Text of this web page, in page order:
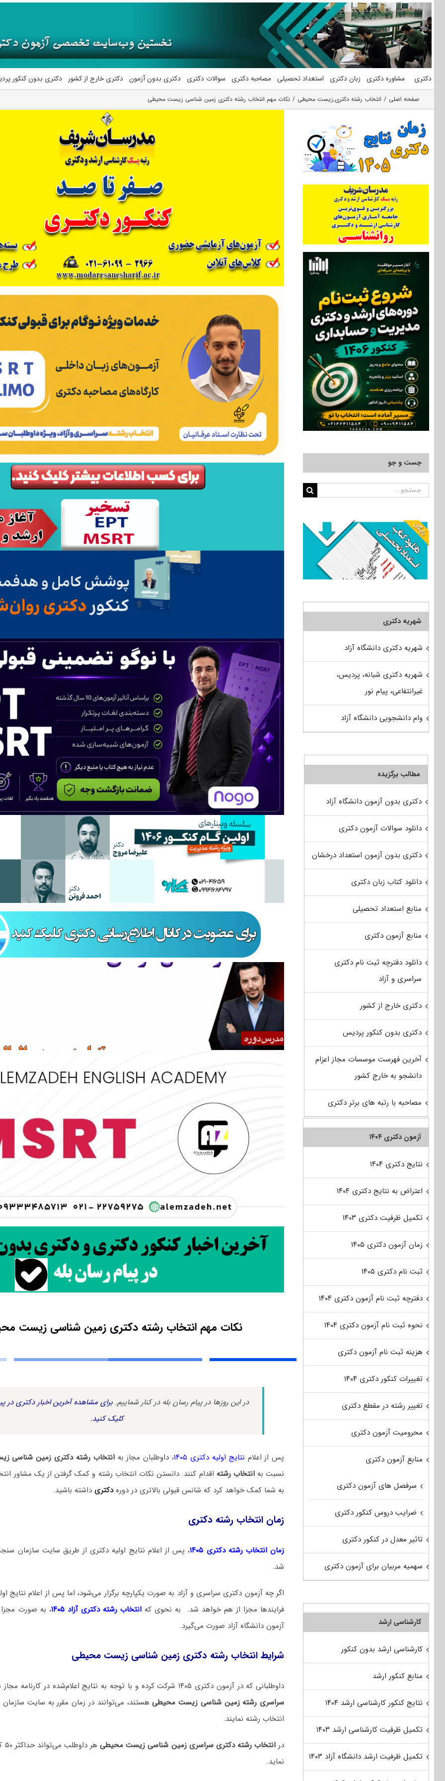
محتوا
دکتری مشاوره دکتری زبان دکتری استعداد تحصیلی مصاحبه دکتری سوالات دکتری دکتری بدون آزمون دکتری خارج از کشور دکتری بدون کنکور
صفحه اصلی انتخاب رشته دکتری,زیست محیطی نکات مهم انتخاب رشته دکتری زمین‌ شناسی زیست‌ محیطی
نکات مهم انتخاب رشته دکتری زمین‌ شناسی زیست‌
در این روزها در پیام رسان بله در کنار شماییم. برای مشاهده آخرین اخبار دکتری در
کلیک کنید.
پس از اعلام نتایج اولیه دکتری ۱۴۰۵ ، داوطلبان مجاز بهانتخاب رشته دکتری زمین‌ شناسی
نسبت بهانتخاب رشته اقدام کنند. دانستن نکات انتخاب رشته و کمک گرفتن از یک مشاور
به شما کمک خواهد کرد که شانس قبولی بالاتری در دورهدکتری داشته باشید.
زمان انتخاب رشته دکتری
زمان انتخاب رشته دکتری ۱۴۰۵
، پس از اعلام نتایج اولیه دکتری از طریق سایت سازمان
شد.
اگر چه آزمون دکتری سراسری و آزاد به صورت یکپارچه برگزار می‌شود، اما پس از اعلام نتایج
فرایندها مجزا از هم خواهد شد. به نحوی که انتخاب رشته دکتری آزاد ۱۴۰۵
، به صورت
آزمون دانشگاه آزاد صورت می‌گیرد.
شرایط انتخاب رشته دکتری زمین‌ شناسی زیست‌ محیطی
داوطلبانی که در آزمون دکتری ۱۴۰۵ شرکت کرده و با توجه به نتایج اعلام‌شده در کارنامه مجاز به
سراسری رشته زمین‌ شناسی زیست‌ محیطیهستند، می‌توانند در زمان مقرر به سایت
انتخاب رشته نمایند.
در انتخاب رشته دکتری سراسری زمین‌ شناسی زیست‌ محیطی
نماید.
جست و جو
جستجو
شهریه دکتری
شهریه دکتری دانشگاه آزاد
شهریه دکتری شبانه، پردیس،
غیرانتفاعی، پیام نور
وام دانشجویی دانشگاه آزاد
مطالب برگزیده
دکتری بدون آزمون دانشگاه آزاد
دانلود سوالات آزمون دکتری
دکتری بدون آزمون استعداد درخشان
دانلود کتاب زبان دکتری
منابع استعداد تحصیلی
منابع آزمون دکتری
دانلود دفترچه ثبت نام دکتری
سراسری و آزاد
دکتری خارج از کشور
دکتری بدون کنکور پردیس
آخرین فهرست موسسات مجاز اعزام
دانشجو به خارج کشور
مصاحبه با رتبه های برتر دکتری
آزمون دکتری ۱۴۰۴
نتایج دکتری ۱۴۰۴
اعتراض به نتایج دکتری ۱۴۰۴
تکمیل ظرفیت دکتری ۱۴۰۳
زمان آزمون دکتری ۱۴۰۵
ثبت نام دکتری ۱۴۰۵
دفترچه ثبت نام آزمون دکتری ۱۴۰۴
نحوه ثبت نام آزمون دکتری ۱۴۰۴
هزینه ثبت نام آزمون دکتری
تغییرات کنکور دکتری ۱۴۰۴
تغییر رشته در مقطع دکتری
محرومیت آزمون دکتری
منابع آزمون دکتری
سرفصل های آزمون دکتری
ضرایب دروس کنکور دکتری
تاثیر معدل در کنکور دکتری
سهمیه مربیان برای آزمون دکتری
کارشناسی ارشد
کارشناسی ارشد بدون کنکور
منابع کنکور ارشد
نتایج کنکور کارشناسی ارشد ۱۴۰۴
تکمیل ظرفیت کارشناسی ارشد ۱۴۰۳
تکمیل ظرفیت ارشد دانشگاه آزاد ۱۴۰۳